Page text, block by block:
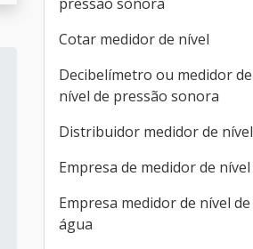
Cotar medidor de nível
Decibelímetro ou medidor de
nível de pressão sonora
Distribuidor medidor de nível
Empresa de medidor de nível
Empresa medidor de nível de
água